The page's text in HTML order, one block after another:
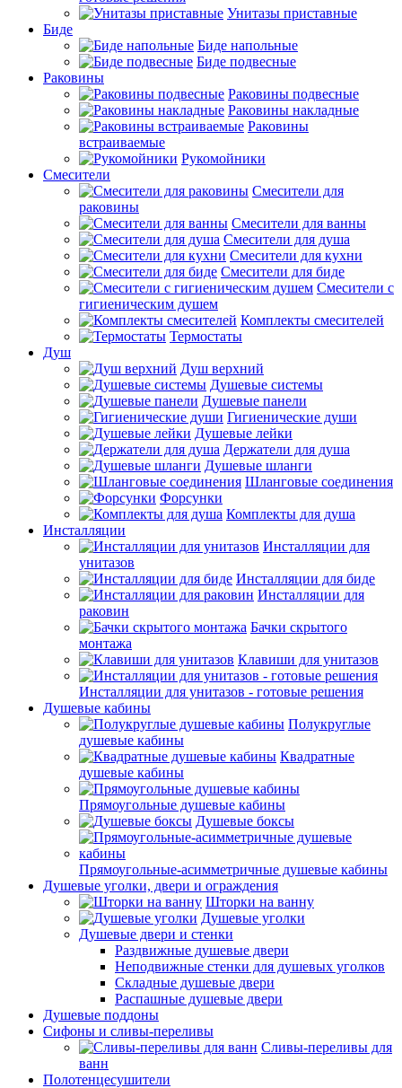
Унитазы приставные
Биде
Биде напольные
Биде подвесные
Раковины
Раковины подвесные
Раковины накладные
Раковины
встраиваемые
Рукомойники
Смесители
Смесители для
раковины
Смесители для ванны
Смесители для душа
Смесители для кухни
Смесители для биде
Смесители с
гигиеническим душем
Комплекты смесителей
Термостаты
Душ
Душ верхний
Душевые системы
Душевые панели
Гигиенические души
Душевые лейки
Держатели для душа
Душевые шланги
Шланговые соединения
Форсунки
Комплекты для душа
Инсталляции
Инсталляции для
унитазов
Инсталляции для биде
Инсталляции для
раковин
Бачки скрытого
монтажа
Клавиши для унитазов
Инсталляции для унитазов - готовые решения
Душевые кабины
Полукруглые
душевые кабины
Квадратные
душевые кабины
Прямоугольные душевые кабины
Душевые боксы
Прямоугольные-асимметричные душевые кабины
Душевые уголки, двери и ограждения
Шторки на ванну
Душевые уголки
Душевые двери и стенки
Раздвижные душевые двери
Неподвижные стенки для душевых уголков
Складные душевые двери
Распашные душевые двери
Душевые поддоны
Сифоны и сливы-переливы
Сливы-переливы для
ванн
Полотенцесушители